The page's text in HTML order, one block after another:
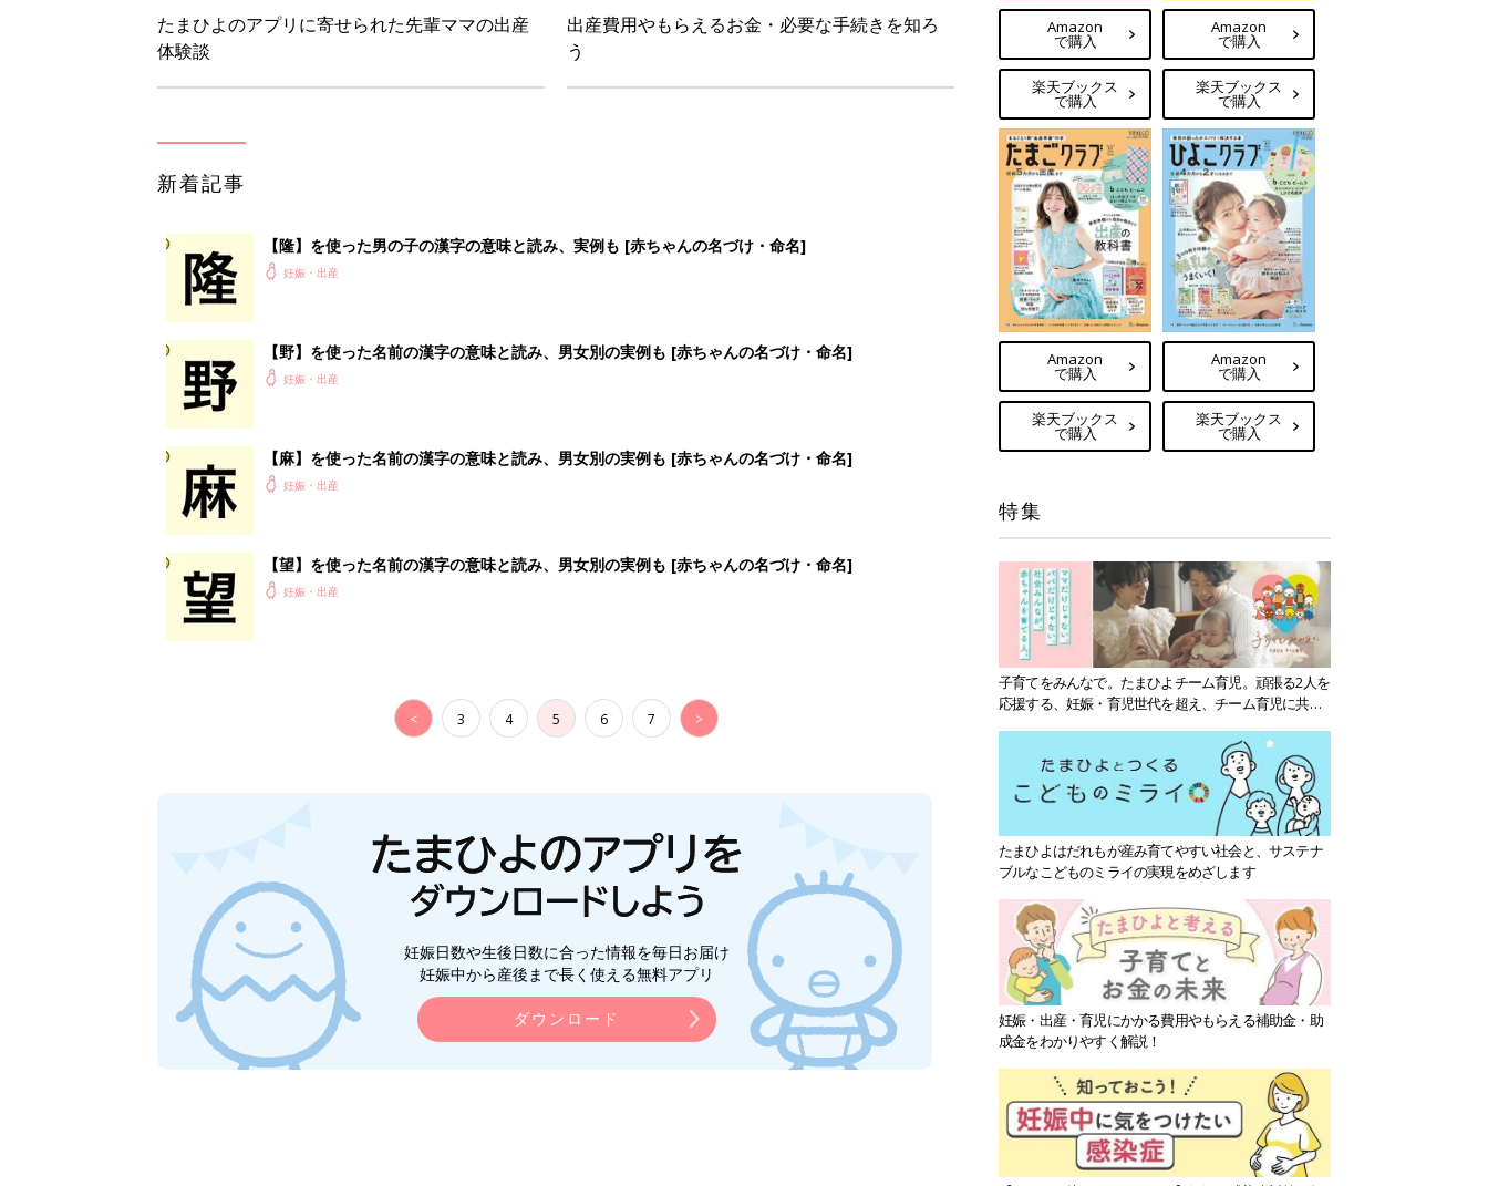
たまひよのアプリに寄せられた先輩ママの出産
体験談
出産費用やもらえるお金・必要な手続きを知ろ
う
新着記事
【隆】を使った男の子の漢字の意味と読み、実例も [赤ちゃんの名づけ・命名]
妊娠・出産
【野】を使った名前の漢字の意味と読み、男女別の実例も [赤ちゃんの名づけ・命名]
妊娠・出産
【麻】を使った名前の漢字の意味と読み、男女別の実例も [赤ちゃんの名づけ・命名]
妊娠・出産
【望】を使った名前の漢字の意味と読み、男女別の実例も [赤ちゃんの名づけ・命名]
妊娠・出産
< 3 4 5 6 7 >
妊娠日数や生後日数に合った情報を毎日お届け
妊娠中から産後まで長く使える無料アプリ
ダウンロード
Amazon
で購入
楽天ブックス
で購入
Amazon
で購入
楽天ブックス
で購入
Amazon
で購入
楽天ブックス
で購入
Amazon
で購入
楽天ブックス
で購入
特集
子育てをみんなで。たまひよチーム育児。頑張る2人を
応援する、妊娠・育児世代を超え、チーム育児に共感
たまひよはだれもが産み育てやすい社会と、サステナ
ブルなこどものミライの実現をめざします
妊娠・出産・育児にかかる費用やもらえる補助金・助
成金をわかりやすく解説！